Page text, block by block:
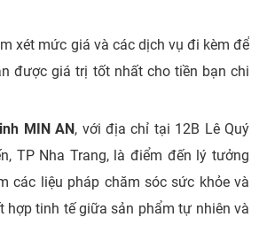
xét mức giá và các dịch vụ đi kèm để
được giá trị tốt nhất cho tiền bạn chi
MIN AN, với địa chỉ tại 12B Lê Quý
TP Nha Trang, là điểm đến lý tưởng
các liệu pháp chăm sóc sức khỏe và
hợp tinh tế giữa sản phẩm tự nhiên và